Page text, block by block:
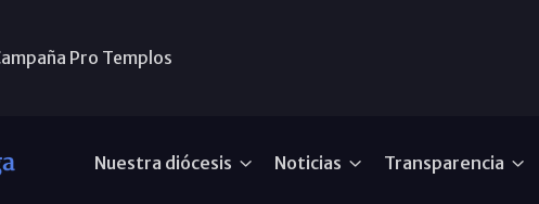
Pro Templos
Nuestra diócesis Noticias Transparencia